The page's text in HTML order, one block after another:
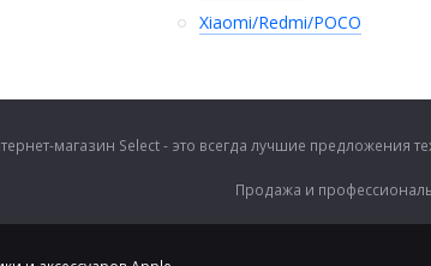
Xiaomi/Redmi/POCO
магазин Select - это всегда лучшие предложения
Продажа и